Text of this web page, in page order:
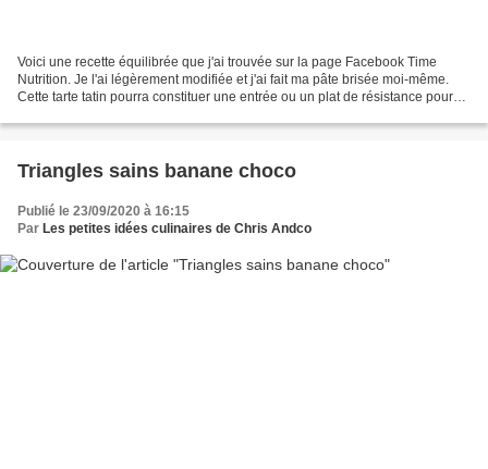
Voici une recette équilibrée que j'ai trouvée sur la page Facebook Time
Nutrition. Je l'ai légèrement modifiée et j'ai fait ma pâte brisée moi-même.
Cette tarte tatin pourra constituer une entrée ou un plat de résistance pour
Triangles sains banane choco
Publié le 23/09/2020 à 16:15
Par Les petites idées culinaires de Chris Andco